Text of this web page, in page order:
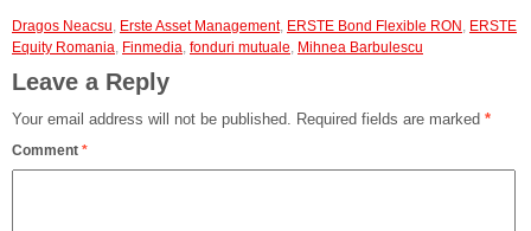
Dragos Neacsu, Erste Asset Management, ERSTE Bond Flexible RON , ERSTE
Equity Romania, Finmedia, fonduri mutuale, Mihnea Barbulescu
Leave a Reply
Your email address will not be published. Required fields are marked *
Comment *